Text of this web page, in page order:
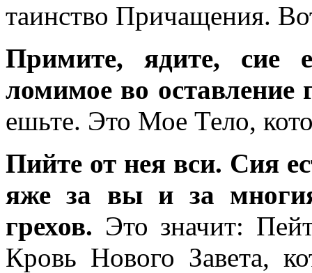
таинство Причащения.
Примите, ядите,
ломимое во оставление
ешьте. Это Мое Тело,
Пийте от нея вси. Сия
яже за вы и за
грехов. Это значит:
Кровь Нового Завета,